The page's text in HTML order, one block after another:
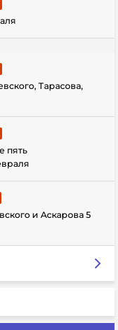
Тарасова,
пять
и Аскарова 5